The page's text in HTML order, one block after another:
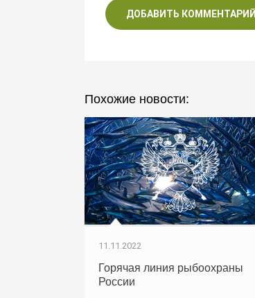
ДОБАВИТЬ КОММЕНТАРИЙ
Похожие новости:
11.11.2022
Горячая линия рыбоохраны
России